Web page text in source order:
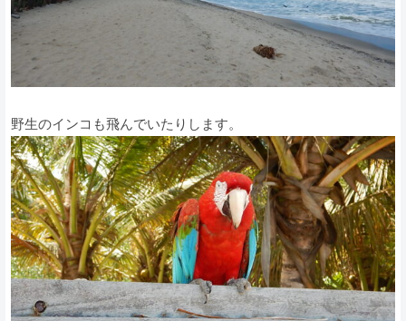
野生のインコも飛んでいたりします。